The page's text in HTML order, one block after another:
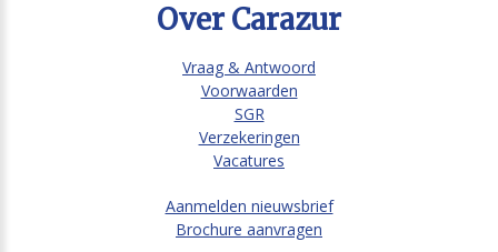
Over Carazur
Vraag & Antwoord
Voorwaarden
SGR
Verzekeringen
Vacatures
Aanmelden nieuwsbrief
Brochure aanvragen